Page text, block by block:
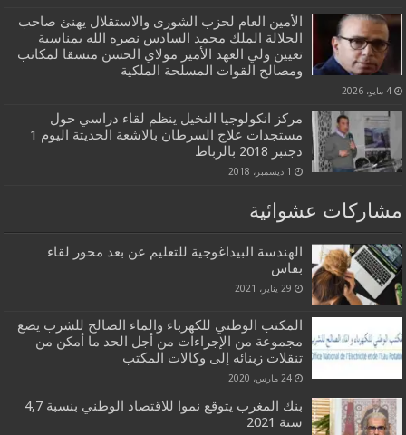
الأمين العام لحزب الشورى والاستقلال يهنئ صاحب
الجلالة الملك محمد السادس نصره الله بمناسبة
تعيين ولي العهد الأمير مولاي الحسن منسقا لمكاتب
ومصالح القوات المسلحة الملكية
4 مايو، 2026
مركز انكولوجيا النخيل ينظم لقاء دراسي حول
مستجدات علاج السرطان بالاشعة الحديتة اليوم 1
دجنبر 2018 بالرباط
1 ديسمبر، 2018
مشاركات عشوائية
الهندسة البيداغوجية للتعليم عن بعد محور لقاء
بفاس
29 يناير، 2021
المكتب الوطني للكهرباء والماء الصالح للشرب يضع
مجموعة من الإجراءات من أجل الحد ما أمكن من
تنقلات زبنائه إلى وكالات المكتب
24 مارس، 2020
بنك المغرب يتوقع نموا للاقتصاد الوطني بنسبة 4,7
سنة 2021